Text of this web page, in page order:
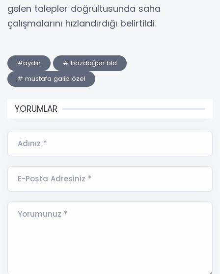
gelen talepler doğrultusunda saha
çalışmalarını hızlandırdığı belirtildi.
#aydın
# bozdoğan bld
# mustafa galip özel
YORUMLAR
Adınız *
E-Posta Adresiniz *
Yorumunuz *